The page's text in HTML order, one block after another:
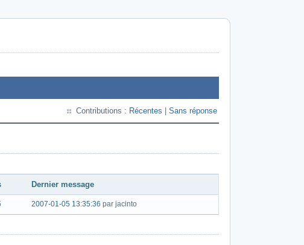
Contributions : Récentes Sans réponse
Dernier message
2007-01-05 13:35:36 par jacinto